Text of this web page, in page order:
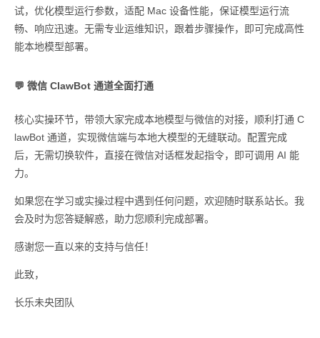
试，优化模型运行参数，适配 Mac 设备性能，保证模型运行流
畅、响应迅速。无需专业运维知识，跟着步骤操作，即可完成高性
能本地模型部署。
💬 微信 ClawBot 通道全面打通
核心实操环节，带领大家完成本地模型与微信的对接，顺利打通 C
lawBot 通道，实现微信端与本地大模型的无缝联动。配置完成
后，无需切换软件，直接在微信对话框发起指令，即可调用 AI 能
力。
如果您在学习或实操过程中遇到任何问题，欢迎随时联系站长。我
会及时为您答疑解惑，助力您顺利完成部署。
感谢您一直以来的支持与信任！
此致，
长乐未央团队